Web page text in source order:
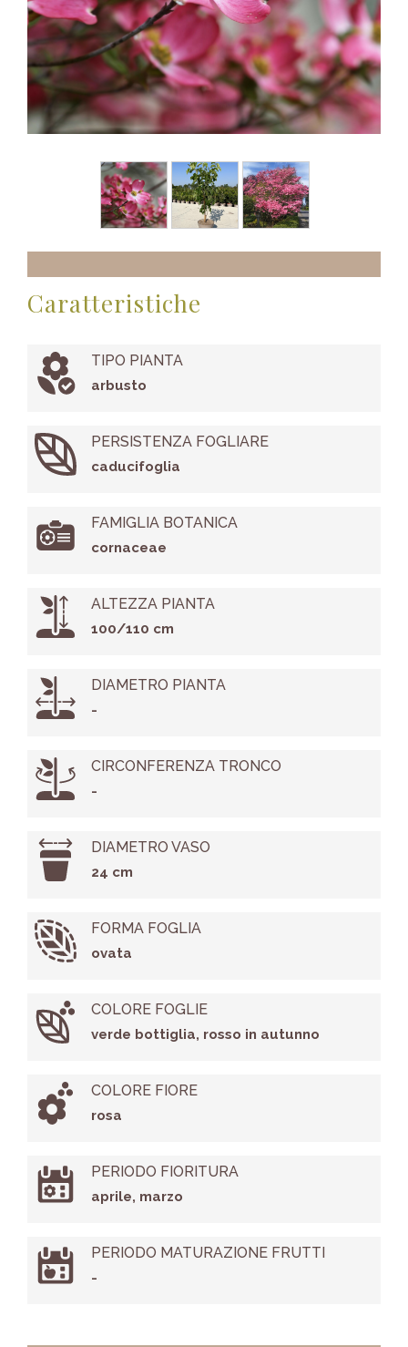
Caratteristiche
TIPO PIANTA
arbusto
PERSISTENZA FOGLIARE
caducifoglia
FAMIGLIA BOTANICA
cornaceae
ALTEZZA PIANTA
100/110 cm
DIAMETRO PIANTA
-
CIRCONFERENZA TRONCO
-
DIAMETRO VASO
24 cm
FORMA FOGLIA
ovata
COLORE FOGLIE
verde bottiglia, rosso in autunno
COLORE FIORE
rosa
PERIODO FIORITURA
aprile, marzo
PERIODO MATURAZIONE FRUTTI
-